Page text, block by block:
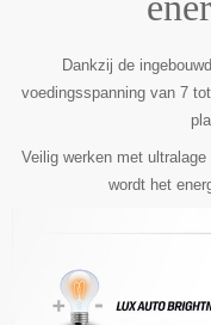
Dankzij de
voedingsspanning van 7
Veilig werken met
wordt het